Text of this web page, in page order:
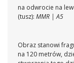
na odwrocie na
(tusz): MMR | A5
Obraz stanowi
na 120 metrów,